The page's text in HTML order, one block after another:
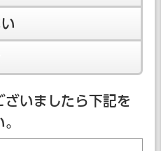
ざいましたら下記を